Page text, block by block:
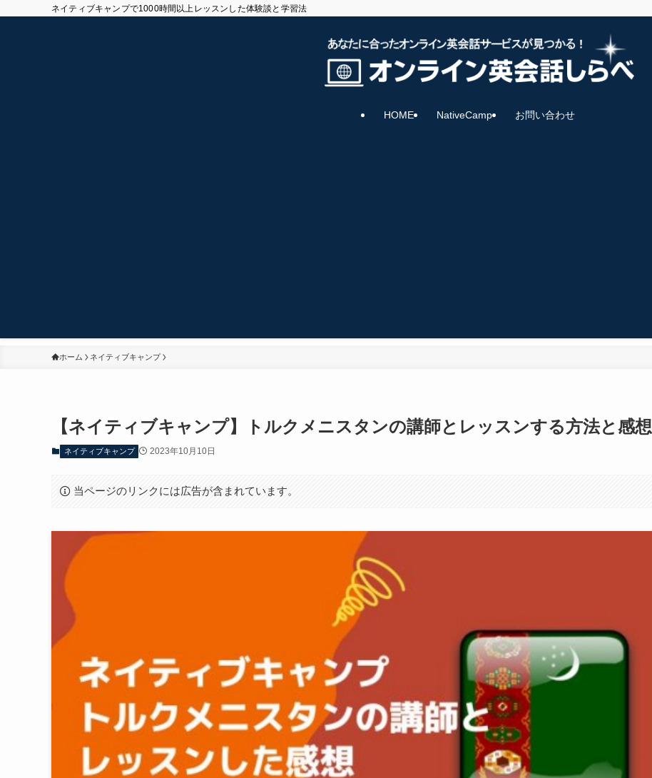
ネイティブキャンプで1000時間以上レッスンした体験談と学習法
HOME NativeCamp お問い合わせ
ホーム ネイティブキャンプ
【ネイティブキャンプ】トルクメニスタンの講師とレッスンする方法と感想
ネイティブキャンプ 2023年10月10日
当ページのリンクには広告が含まれています。